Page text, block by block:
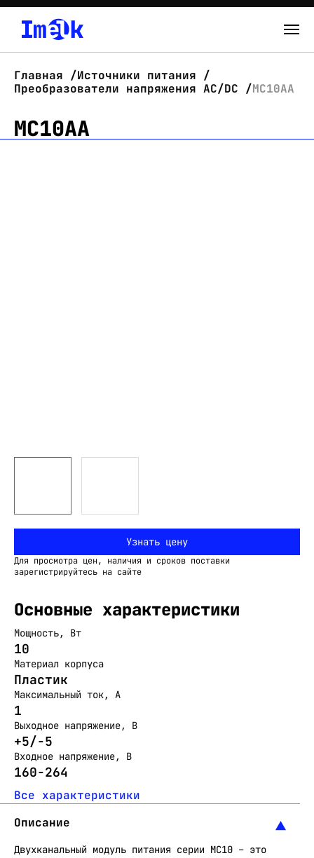
О нас
Новости
Главная
Источники питания
Преобразователи напряжения AC/DC
МС10АА
МС10АА
Узнать цену
Для просмотра цен, наличия и сроков поставки
зарегистрируйтесь на сайте
Основные характеристики
Мощность, Вт
10
Материал корпуса
Пластик
Максимальный ток, А
1
Выходное напряжение, В
+5/-5
Входное напряжение, В
160-264
Все характеристики
Описание
Двухканальный модуль питания серии МС10 – это